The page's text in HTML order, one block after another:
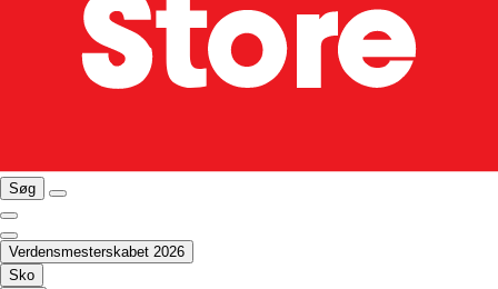
Søg
Verdensmesterskabet 2026
Sko